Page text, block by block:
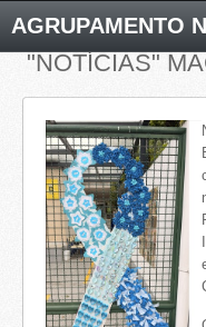
AGRUPAMENTO
"NOTÍCIAS"